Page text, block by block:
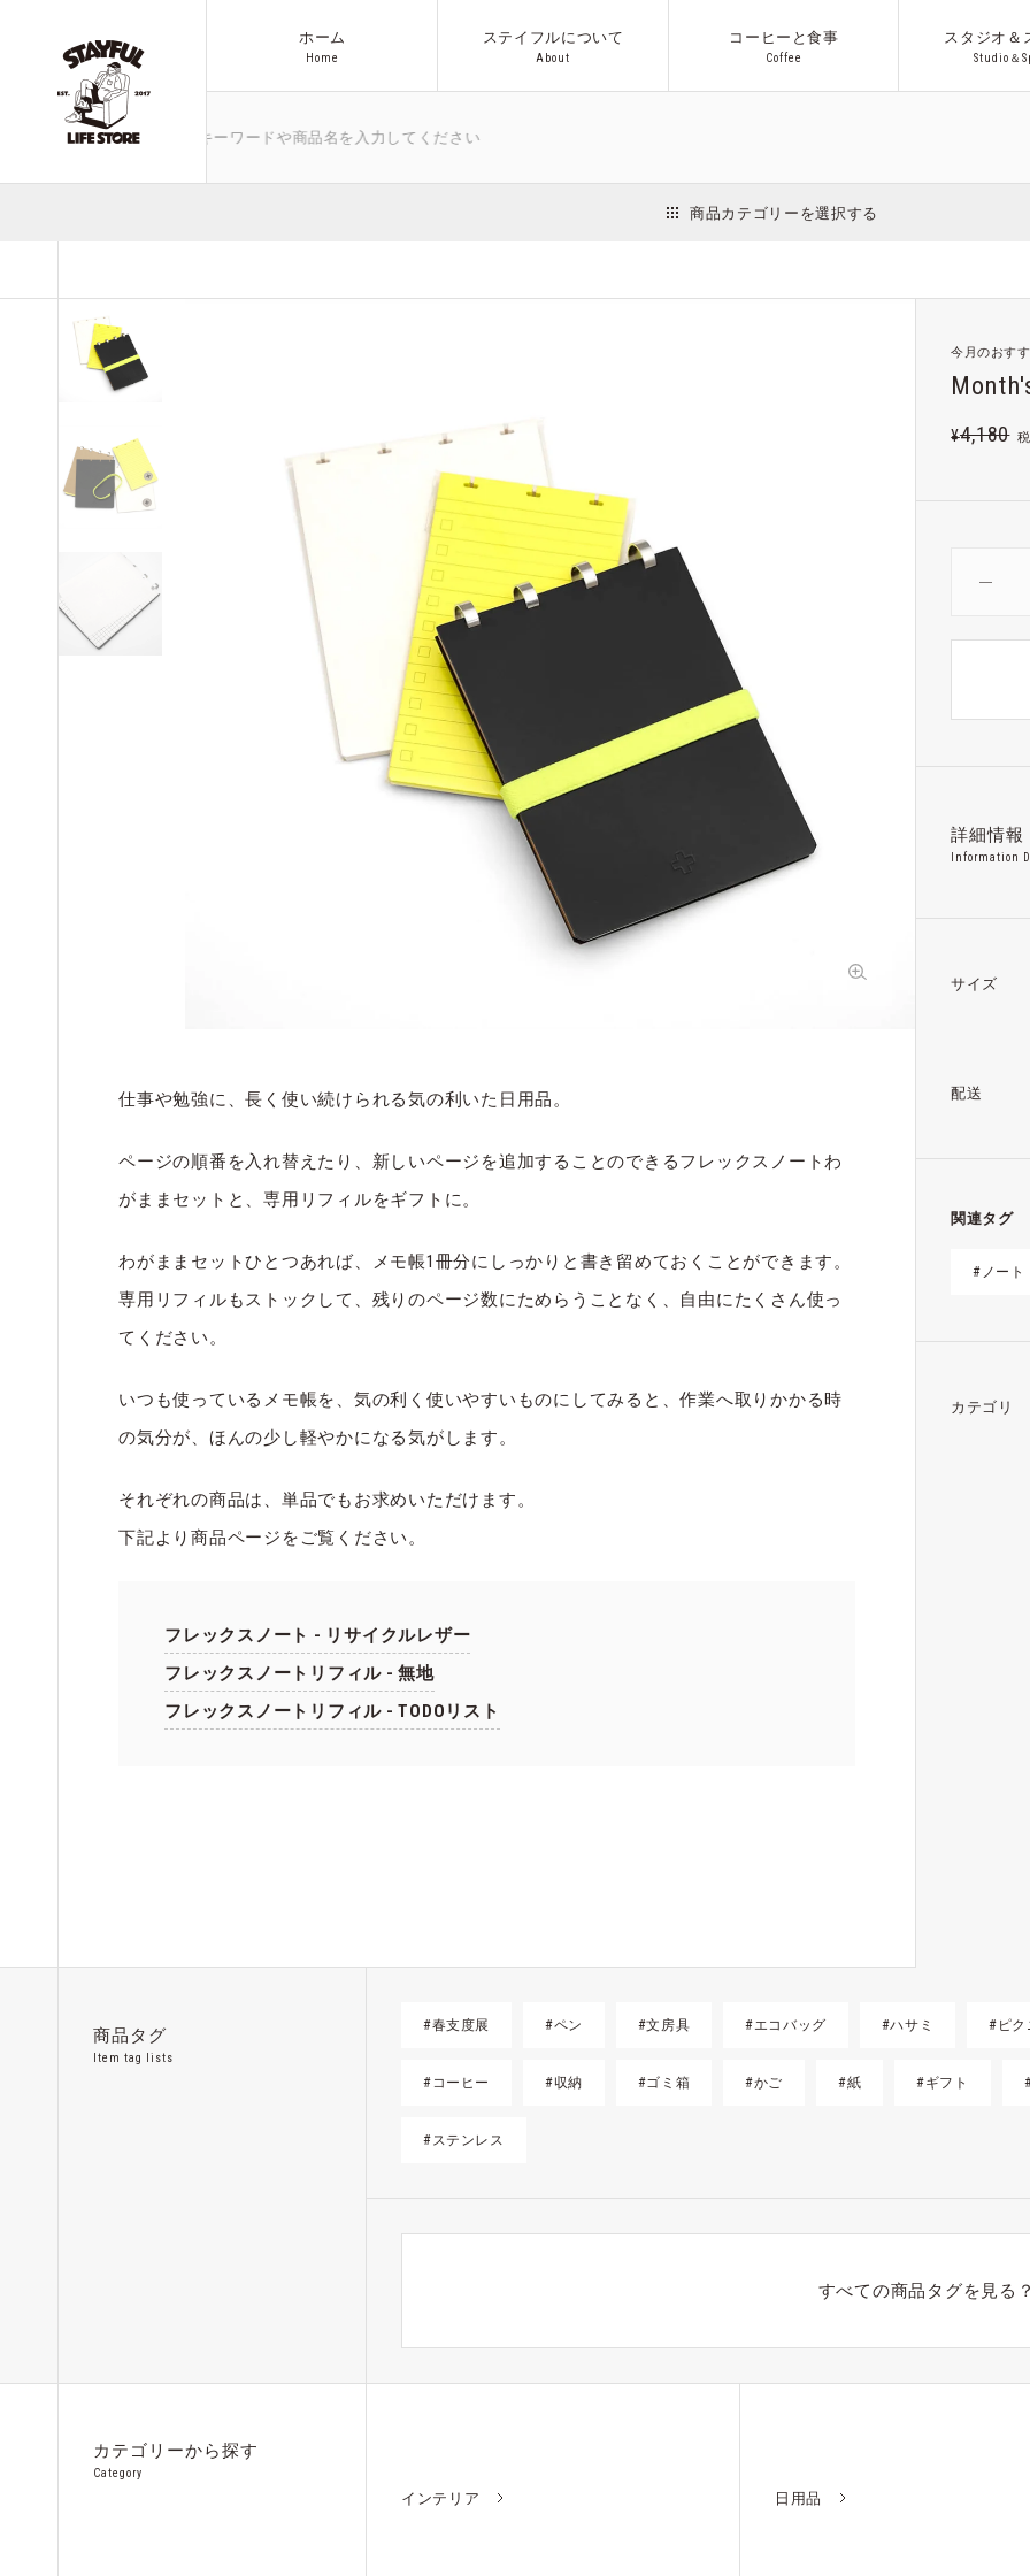
ホーム
Home
ステイフルについて
A bout
コーヒーと食事
Coffee
スタジオ＆
Studio ＆S
箱など、気になるキーワードや商品名を入力してください アウ
日用品
アウトドア ファッション アクセサリー Co.プロ
商品カテゴリーを選択する
今月のおす
¥4,180
詳細情報
Information
サイズ
配送
関連タグ
#ノート
カテゴリ
仕事や勉強に、長く使い続けられる気の利いた日用品。
ページの順番を入れ替えたり、新しいページを追加することのできるフレックスノートわ
がままセットと、専用リフィルをギフトに。
わがままセットひとつあれば、メモ帳1冊分にしっかりと書き留めておくことができます。
専用リフィルもストックして、残りのページ数にためらうことなく、自由にたくさん使っ
てください。
いつも使っているメモ帳を、気の利く使いやすいものにしてみると、作業へ取りかかる時
の気分が、ほんの少し軽やかになる気がします。
それぞれの商品は、単品でもお求めいただけます。
下記より商品ページをご覧ください。
フレックスノート - リサイクルレザー
フレックスノートリフィル - 無地
フレックスノートリフィル - TODOリスト
商品タグ
Item tag lists
#春支度展 #ペン #文房具 #エコバッグ #ハサミ #ピク
#コーヒー #収納 #ゴミ箱 #かご #紙 #ギフト
#ステンレス
すべての商品タグを見る？
カテゴリーから探す
Category
インテリア 日用品